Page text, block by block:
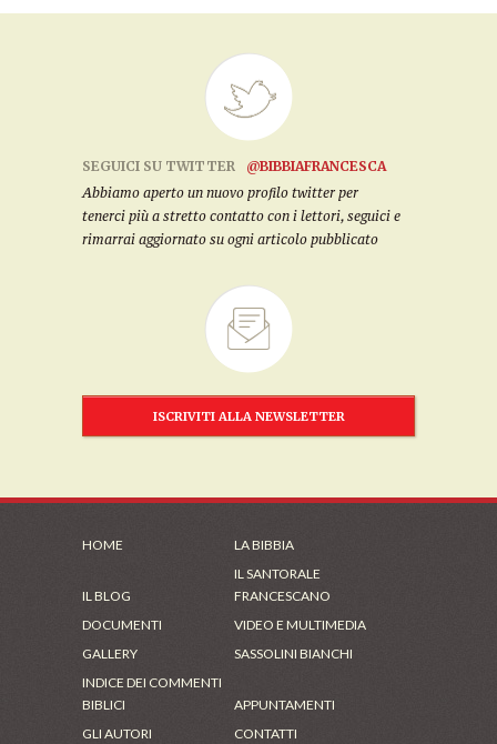
SEGUICI SU TWITTER
@BIBBIAFRANCESCA
Abbiamo aperto un nuovo profilo twitter per
tenerci più a stretto contatto con i lettori, seguici e
rimarrai aggiornato su ogni articolo pubblicato
ISCRIVITI ALLA NEWSLETTER
HOME LA BIBBIA
IL BLOG
IL SANTORALE
FRANCESCANO
DOCUMENTI
VIDEO E MULTIMEDIA
GALLERY
SASSOLINI BIANCHI
INDICE DEI COMMENTI
BIBLICI
APPUNTAMENTI
GLI AUTORI
CONTATTI